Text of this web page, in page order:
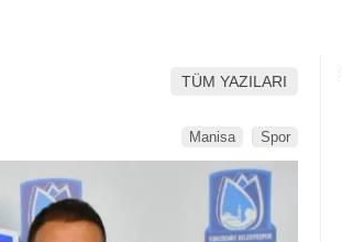
TÜM YAZILARI
Manisa Spor